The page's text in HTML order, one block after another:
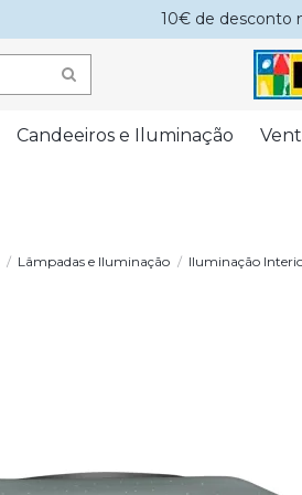
10€ de desconto
Candeeiros e Iluminação
Lâmpadas e Iluminação Iluminação